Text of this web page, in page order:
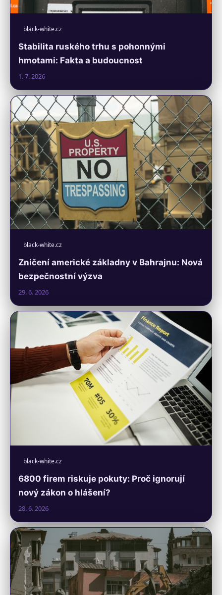
black-white.cz
Stabilita ruského trhu s pohonnými
hmotami: Fakta a budoucnost
1. 7. 2026
black-white.cz
Zničení americké základny v Bahrajnu: Nová
bezpečnostní výzva
29. 6. 2026
black-white.cz
6800 firem riskuje pokuty: Proč ignorují
nový zákon o hlášení?
28. 6. 2026